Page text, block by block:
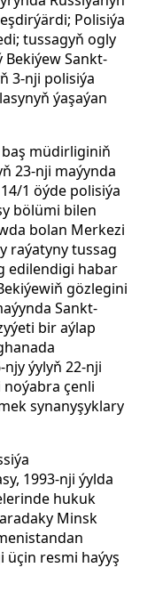
Polisiýa
tussagyň ogly
Sankt-
3-nji polisiýa
ýaşaýan
müdirliginiň
23-nji maýynda
1 öýde polisiýa
bölümi bilen
bolan Merkezi
raýatyny tussag
edilendigi habar
gözlegini
Sankt-
bir aýlap
ýylyň 22-nji
çenli
synanyşyklary
1993-nji ýylda
hukuk
Minsk
üçin resmi haýyş